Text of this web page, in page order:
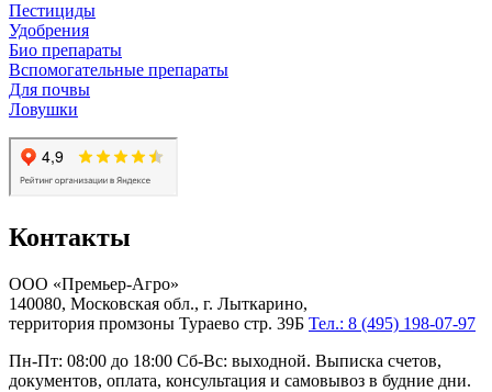
Пестициды
Удобрения
Био препараты
Вспомогательные препараты
Для почвы
Ловушки
Контакты
ООО «Премьер-Агро»
140080, Московская обл., г. Лыткарино,
территория промзоны Тураево стр. 39Б Тел.: 8 (495) 198-07-97
Пн-Пт: 08:00 до 18:00 Сб-Вс: выходной. Выписка счетов,
документов, оплата, консультация и самовывоз в будние дни.